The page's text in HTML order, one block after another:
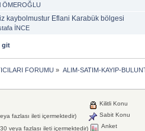
ÖMEROĞLU
kaybolmustur Eflani Karabük bölgesi
İNCE
git
FORUMU » ALIM-SATIM-KAYIP-
fazlası ileti içermektedir)
veya fazlası ileti içermektedir)
Kilitli Konu
Sabit Konu
Anket